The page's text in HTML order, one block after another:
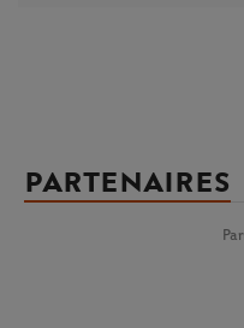
PARTENAIRES